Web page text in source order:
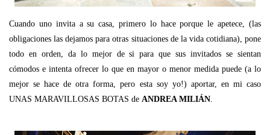
Cuando uno invita a su casa, primero lo hace porque le apetece, (las
obligaciones las dejamos para otras situaciones de la vida cotidiana), pone
todo en orden, da lo mejor de si para que sus invitados se sientan
cómodos e intenta ofrecer lo que en mayor o menor medida puede (a lo
mejor se hace de otra forma, pero esta soy yo!) aportar, en mi caso
UNAS MARAVILLOSAS BOTAS de ANDREA MILIÁN